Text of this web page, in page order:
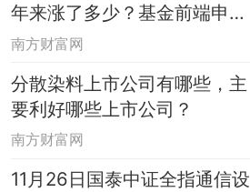
年来涨了多少？基金前端申购
费是多少？
南方财富网
分散染料上市公司有哪些，主
要利好哪些上市公司？
南方财富网
11月26日国泰中证全指通信设